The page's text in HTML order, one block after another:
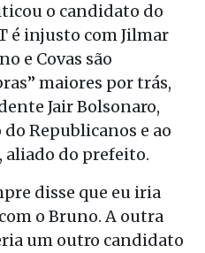
o candidato do
é injusto com Jilmar
e Covas são
maiores por trás,
Jair Bolsonaro,
Republicanos e ao
aliado do prefeito.
disse que eu iria
o Bruno. A outra
um outro candidato